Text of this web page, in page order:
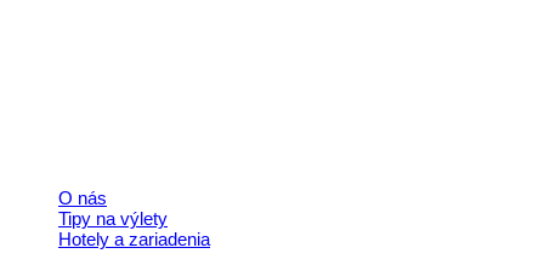
O nás
Tipy na výlety
Hotely a zariadenia